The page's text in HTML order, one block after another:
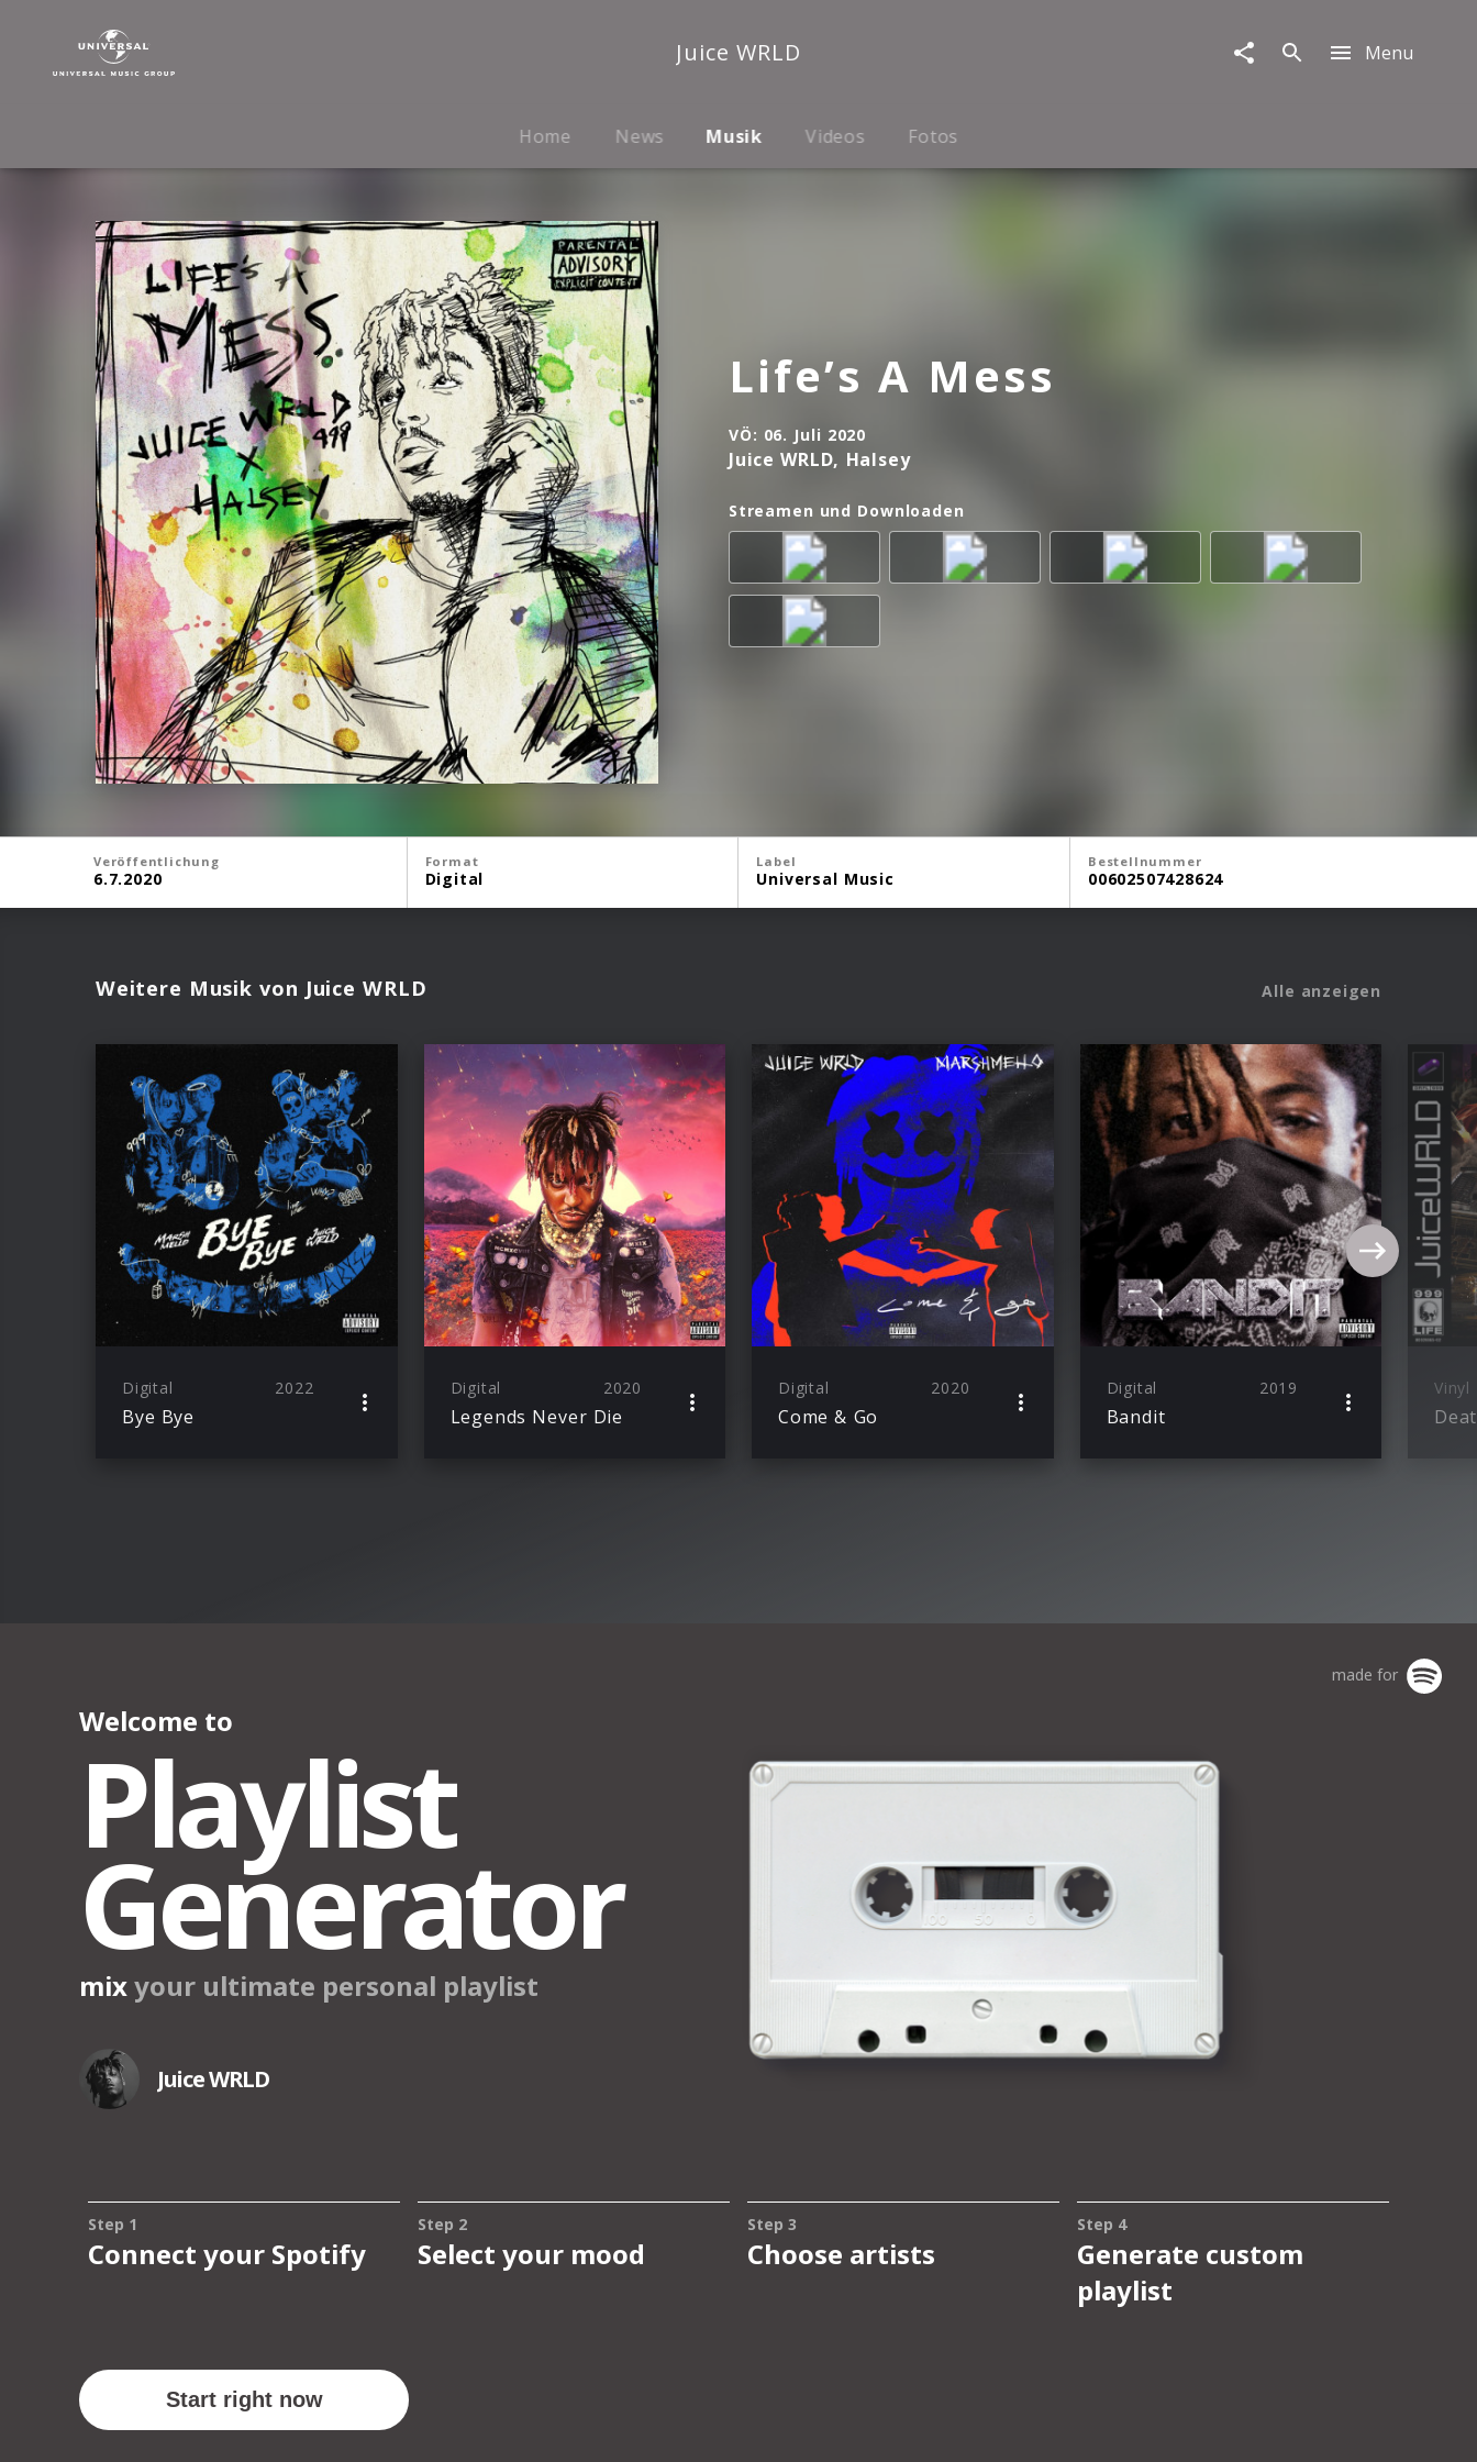
A
Juice WRLD Menu
Home News Musik Videos Fotos
Life’s A Mess
VÖ: 06. Juli 2020
Juice WRLD, Halsey
Streamen und Downloaden
Veröffentlichung
6.7.2020
Format
Digital
Label
Universal Music
Bestellnummer
00602507428624
Weitere Musik von Juice WRLD Alle anzeigen
Digital 2022
Bye Bye
Digital 2020
Legends Never Die
Digital 2020
Come & Go
Digital 2019
Bandit
Vinyl